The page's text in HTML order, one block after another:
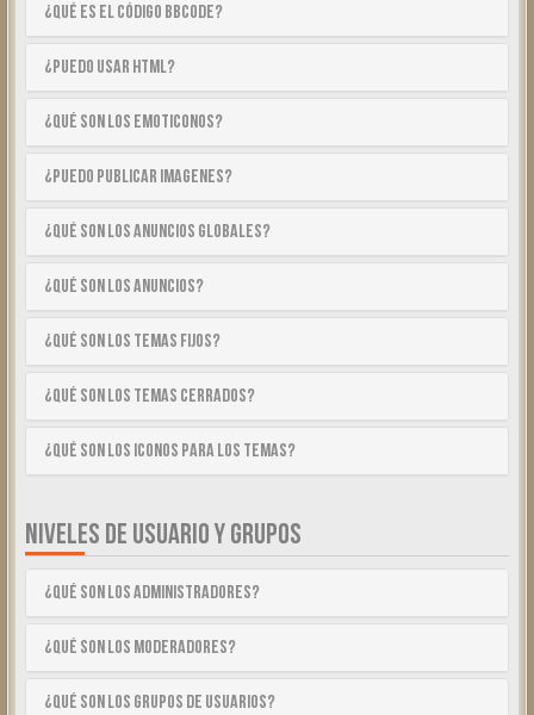
¿Qué es el código BBCode?
¿Puedo usar HTML?
¿Qué son los emoticonos?
¿Puedo publicar imagenes?
¿Qué son los anuncios globales?
¿Qué son los anuncios?
¿Qué son los temas fijos?
¿Qué son los temas cerrados?
¿Qué son los iconos para los temas?
NIVELES DE USUARIO Y GRUPOS
¿Qué son los Administradores?
¿Qué son los Moderadores?
¿Qué son los Grupos de Usuarios?